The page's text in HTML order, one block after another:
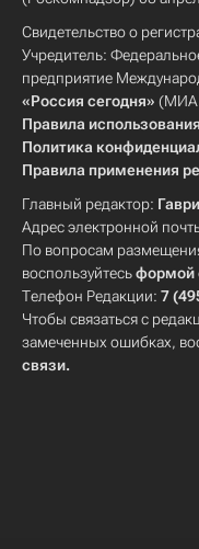
Свидетельство о
Учредитель:
предприятие
«Россия сегодня» (МИА
Правила
Политика
Правила применения
Главный редактор:
Адрес электронной
По вопросам
воспользуйтесьформой
Телефон Редакции: 7
Чтобы связаться с
замеченных ошибках,
связи.